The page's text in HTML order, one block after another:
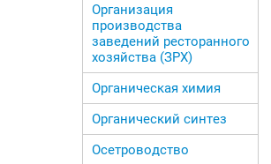
Организация
производства
заведений ресторанного
хозяйства (ЗРХ)
Органическая химия
Органический синтез
Осетроводство